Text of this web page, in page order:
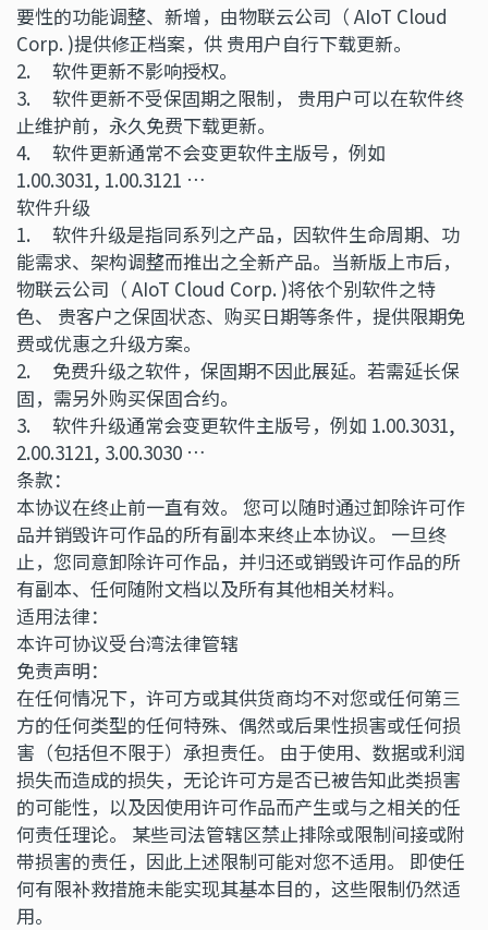
要性的功能调整、新增，由物联云公司（ AIoT Cloud
Corp. )提供修正档案，供 贵用户自行下载更新。
2. 软件更新不影响授权。
3. 软件更新不受保固期之限制， 贵用户可以在软件终
止维护前，永久免费下载更新。
4. 软件更新通常不会变更软件主版号，例如
1.00.3031, 1.00.3121 …
软件升级
1. 软件升级是指同系列之产品，因软件生命周期、功
能需求、架构调整而推出之全新产品。当新版上市后，
物联云公司（ AIoT Cloud Corp. )将依个别软件之特
色、 贵客户之保固状态、购买日期等条件，提供限期免
费或优惠之升级方案。
2. 免费升级之软件，保固期不因此展延。若需延长保
固，需另外购买保固合约。
3. 软件升级通常会变更软件主版号，例如 1.00.3031,
2.00.3121, 3.00.3030 …
条款：
本协议在终止前一直有效。 您可以随时通过卸除许可作
品并销毁许可作品的所有副本来终止本协议。 一旦终
止，您同意卸除许可作品，并归还或销毁许可作品的所
有副本、任何随附文档以及所有其他相关材料。
适用法律：
本许可协议受台湾法律管辖
免责声明：
在任何情况下，许可方或其供货商均不对您或任何第三
方的任何类型的任何特殊、偶然或后果性损害或任何损
害（包括但不限于）承担责任。 由于使用、数据或利润
损失而造成的损失，无论许可方是否已被告知此类损害
的可能性，以及因使用许可作品而产生或与之相关的任
何责任理论。 某些司法管辖区禁止排除或限制间接或附
带损害的责任，因此上述限制可能对您不适用。 即使任
何有限补救措施未能实现其基本目的，这些限制仍然适
用。